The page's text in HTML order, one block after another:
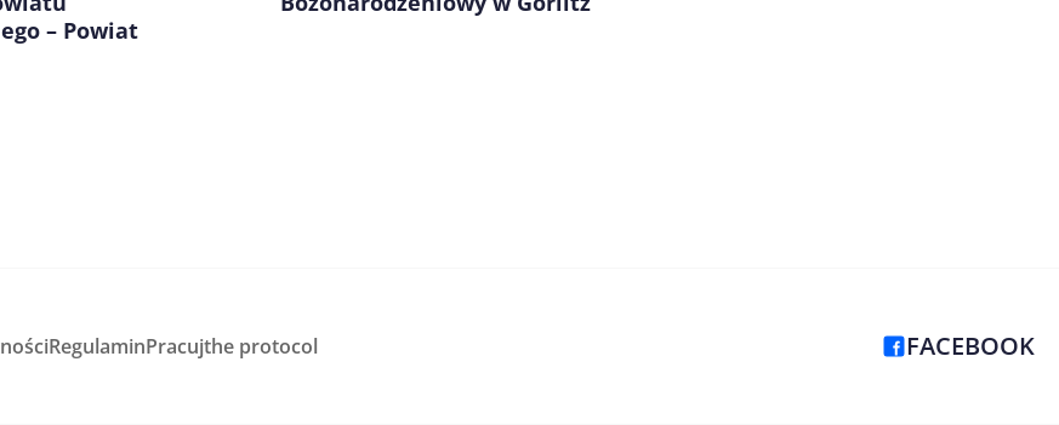
– Powiat
RegulaminPracujthe protocol FACEBOOK